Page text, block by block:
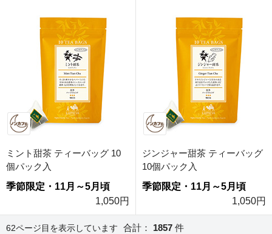
ミント甜茶 ティーバッグ 10
個パック入
季節限定・11月～5月頃
1,050円
ジンジャー甜茶 ティーバッグ
10個パック入
季節限定・11月～5月頃
1,050円
62ページ目を表示しています 合計： 1857 件